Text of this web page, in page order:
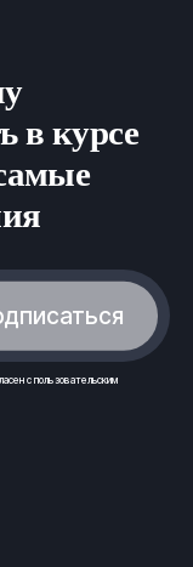
в курсе
спользовательским